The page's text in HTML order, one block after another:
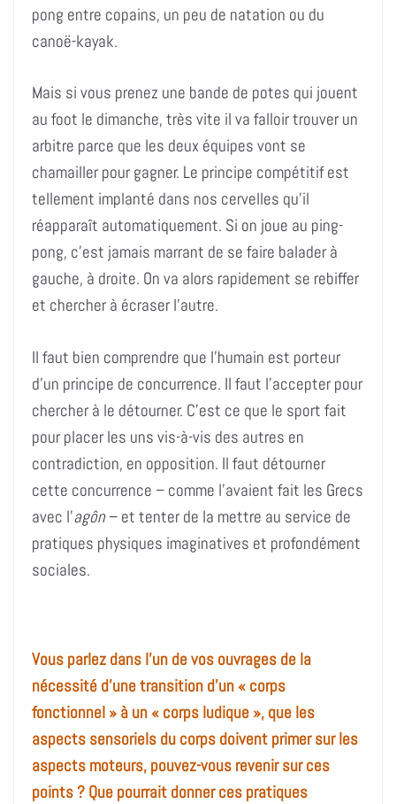
pong entre copains, un peu de natation ou du
canoë-kayak.
Mais si vous prenez une bande de potes qui jouent
au foot le dimanche, très vite il va falloir trouver un
arbitre parce que les deux équipes vont se
chamailler pour gagner. Le principe compétitif est
tellement implanté dans nos cervelles qu’il
réapparaît automatiquement. Si on joue au ping-
pong, c’est jamais marrant de se faire balader à
gauche, à droite. On va alors rapidement se rebiffer
et chercher à écraser l’autre.
Il faut bien comprendre que l’humain est porteur
d’un principe de concurrence. Il faut l’accepter pour
chercher à le détourner. C’est ce que le sport fait
pour placer les uns vis-à-vis des autres en
contradiction, en opposition. Il faut détourner
cette concurrence – comme l’avaient fait les Grecs
avec l’agôn– et tenter de la mettre au service de
pratiques physiques imaginatives et profondément
sociales.
Vous parlez dans l’un de vos ouvrages de la
nécessité d’une transition d’un « corps
fonctionnel » à un « corps ludique », que les
aspects sensoriels du corps doivent primer sur les
aspects moteurs, pouvez-vous revenir sur ces
points ? Que pourrait donner ces pratiques